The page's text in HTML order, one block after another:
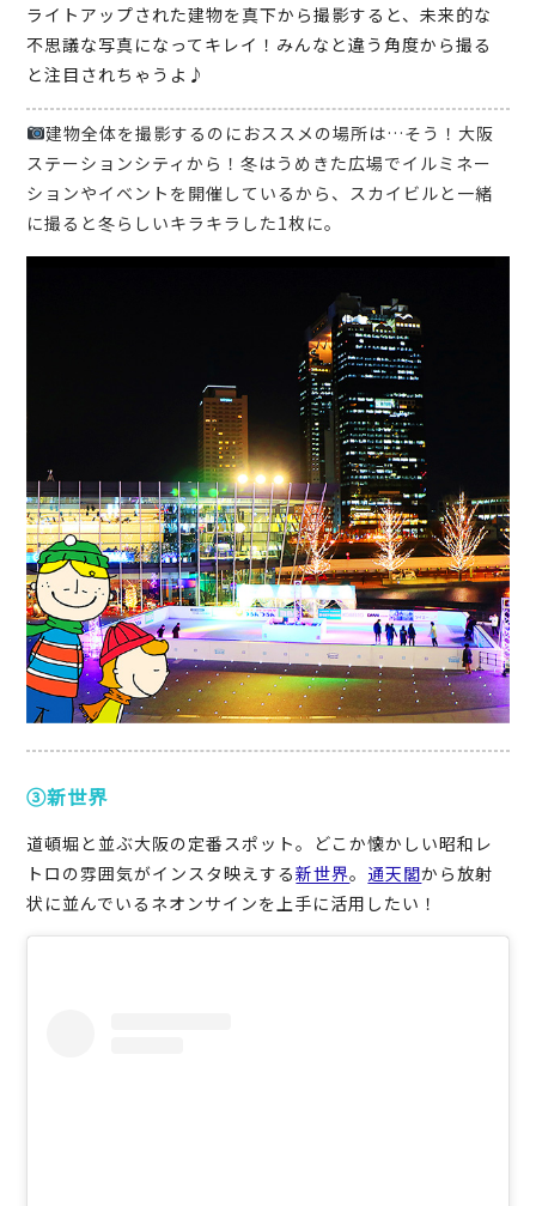
ライトアップされた建物を真下から撮影すると、未来的な
不思議な写真になってキレイ！みんなと違う角度から撮る
と注目されちゃうよ♪
建物全体を撮影するのにおススメの場所は…そう！大阪
ステーションシティから！冬はうめきた広場でイルミネー
ションやイベントを開催しているから、スカイビルと一緒
に撮ると冬らしいキラキラした1枚に。
③新世界
道頓堀と並ぶ大阪の定番スポット。どこか懐かしい昭和レ
トロの雰囲気がインスタ映えする新世界。 通天閣から放射
状に並んでいるネオンサインを上手に活用したい！